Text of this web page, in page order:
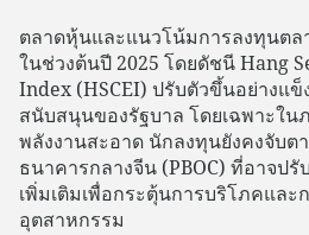
ตลาดหุ้นและแนวโน้มการลงทุนต
ในช่วงต้นปี 2025 โดยดัชนี Hang
Index (HSCEI) ปรับตัวขึ้นอย่างแข็
สนับสนุนของรัฐบาล โดยเฉพาะใน
พลังงานสะอาด นักลงทุนยังคงจับต
ธนาคารกลางจีน (PBOC) ที่อาจป
เพิ่มเติมเพื่อกระตุ้นการบริโภคแล
อุตสาหกรรม